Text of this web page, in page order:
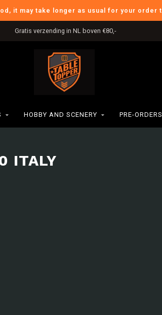
it may take longer as usual for your order
Gratis verzending in NL boven €80,-
HOBBY AND SCENERY PRE-ORDERS
ITALY